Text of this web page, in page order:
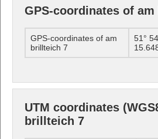
GPS-coordinates of
GPS-coordinates of am
brillteich 7
51°
UTM coordinates
brillteich 7